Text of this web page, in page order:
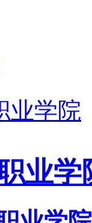
业学院
业学